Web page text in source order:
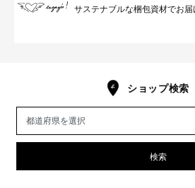
サステナブルな梱包資材でお
ショップ検索
検索